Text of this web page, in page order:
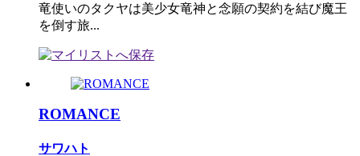
竜使いのタクヤは美少女竜神と念願の契約を結び魔王
を倒す旅...
ROMANCE
サワハト